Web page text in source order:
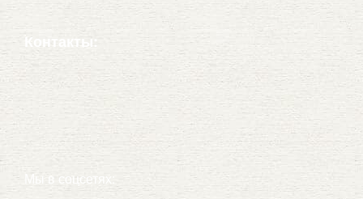
Контакты:
Мы в соцсетях: